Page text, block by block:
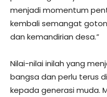
menjadi momentum
kembali semangat
dan kemandirian desa.”
Nilai-nilai inilah yang
bangsa dan perlu terus
kepada generasi muda.